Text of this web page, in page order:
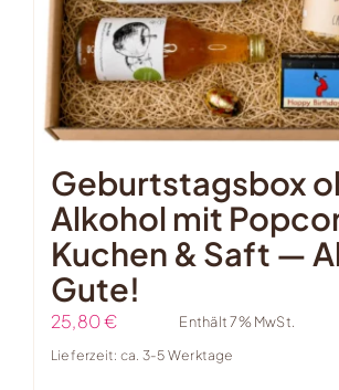
Geburtstagsbox
Alkohol mit
Kuchen & Saft —
Gute!
25,80€ Enthält 7% MwSt.
Lieferzeit: ca. 3-5 Werktage